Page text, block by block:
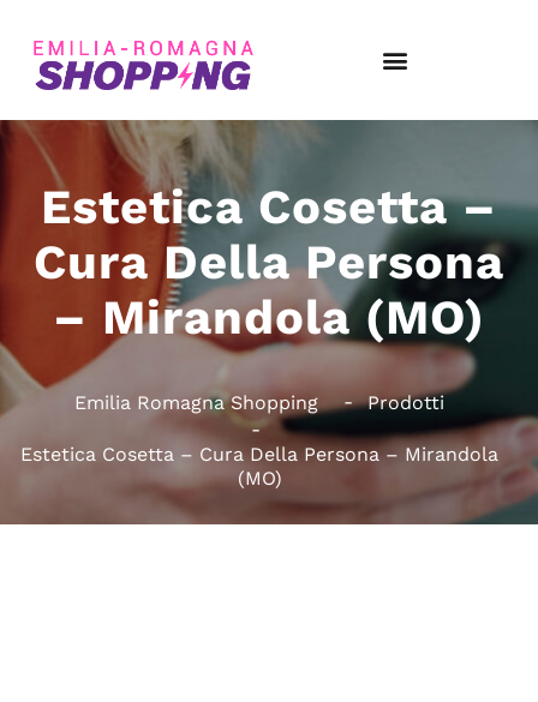
Estetica Cosetta –
Cura Della Persona
– Mirandola (MO)
Emilia Romagna Shopping Prodotti
Estetica Cosetta – Cura Della Persona – Mirandola
(MO)